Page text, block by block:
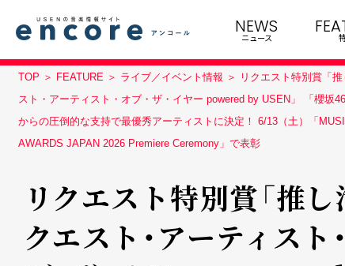
NEWS
ニュース
TOP FEATURE ライブ／イベント情報
リクエスト特別賞「
スト・アーティスト・オブ・ザ・イヤー powered by USEN」 「櫻坂
からの圧倒的な支持で最優秀アーティストに決定！ 6/13（土）「
AWARDS JAPAN 2026 Premiere Ceremony」で表彰
リクエスト特別賞「推し
クエスト・アーティスト